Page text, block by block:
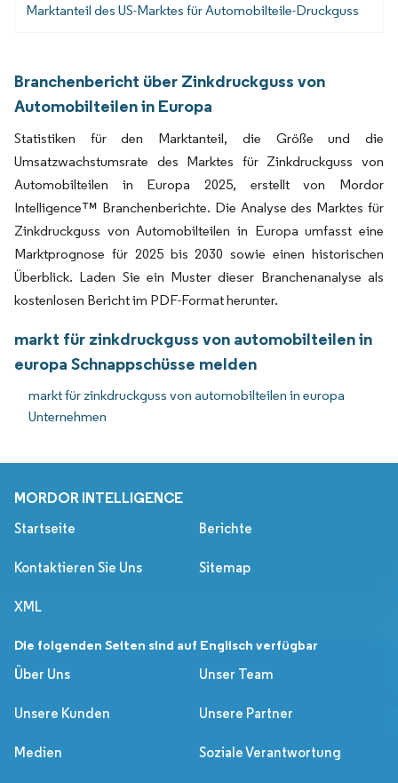
Marktanteil des US-Marktes für Automobilteile-Druckguss
Branchenbericht über Zinkdruckguss von
Automobilteilen in Europa
Statistiken für den Marktanteil, die Größe und die
Umsatzwachstumsrate des Marktes für Zinkdruckguss von
Automobilteilen in Europa 2025, erstellt von Mordor
Intelligence™ Branchenberichte. Die Analyse des Marktes für
Zinkdruckguss von Automobilteilen in Europa umfasst eine
Marktprognose für 2025 bis 2030 sowie einen historischen
Überblick. Laden Sie ein Muster dieser Branchenanalyse als
kostenlosen Bericht im PDF-Format herunter.
markt für zinkdruckguss von automobilteilen in
europa Schnappschüsse melden
markt für zinkdruckguss von automobilteilen in europa
Unternehmen
MORDOR INTELLIGENCE
Startseite Berichte
Kontaktieren Sie Uns Sitemap
XML
Die folgenden Seiten sind auf Englisch verfügbar
Über Uns
Unser Team
Unsere Kunden Unsere Partner
Medien Soziale Verantwortung